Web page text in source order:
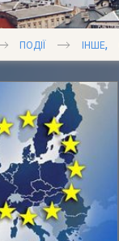
ПОДІЇ ІНШЕ,